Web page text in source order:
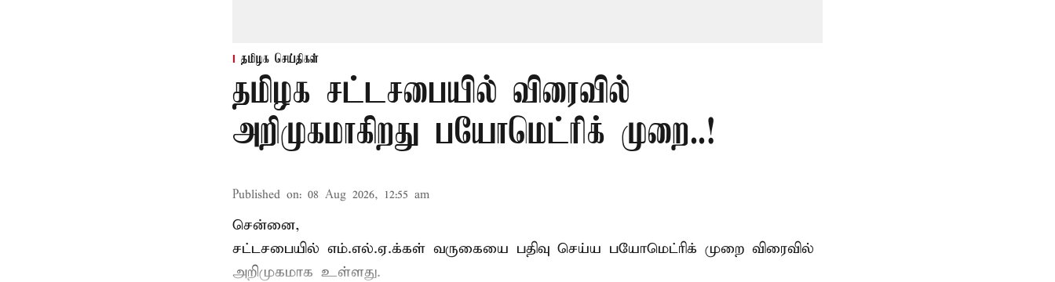
தமிழக செய்திகள்
தமிழக சட்டசபையில் விரைவில்
அறிமுகமாகிறது பயோமெட்ரிக் முறை..!
Published on: 08 Aug 2026, 12:55 am
சென்னை,
சட்டசபையில் எம்.எல்.ஏ.க்கள் வருகையை பதிவு செய்ய பயோமெட்ரிக் முறை விரைவில்
அறிமுகமாக உள்ளது.